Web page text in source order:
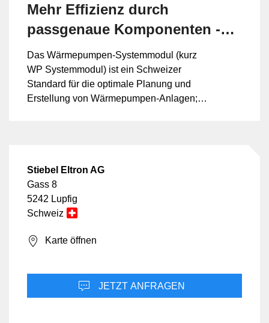
Mehr Effizienz durch
passgenaue Komponenten -
WP Systemmodul
Das Wärmepumpen-Systemmodul (kurz
WP Systemmodul) ist ein Schweizer
Standard für die optimale Planung und
Erstellung von Wärmepumpen-Anlagen;
Stiebel Eltron AG
Gass 8
5242 Lupfig
Schweiz
Karte öffnen
JETZT ANFRAGEN